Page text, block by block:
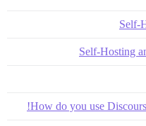
Self-
Self-Hosting
How do you use